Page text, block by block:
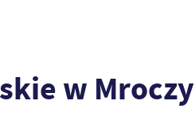
w Mroczy